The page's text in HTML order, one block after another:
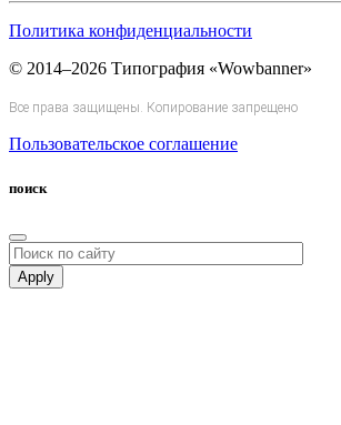
Политика конфиденциальности
© 2014–2026 Типография «Wowbanner»
Все права защищены. Копирование запрещено
Пользовательское соглашение
поиск